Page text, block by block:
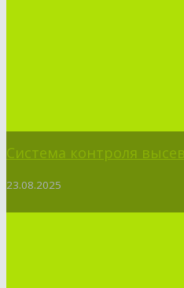
Система контроля
23.08.2025